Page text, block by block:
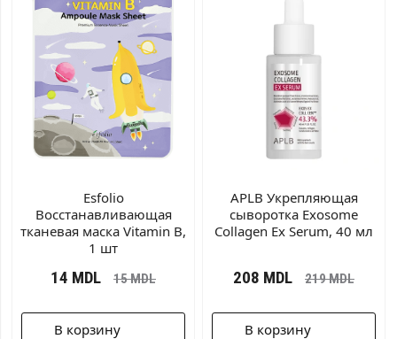
Esfolio
Восстанавливающая
тканевая маска Vitamin B,
1 шт
14 MDL 15MDL
В корзину
APLB Укрепляющая
сыворотка Exosome
Collagen Ex Serum, 40 мл
208 MDL 219MDL
В корзину